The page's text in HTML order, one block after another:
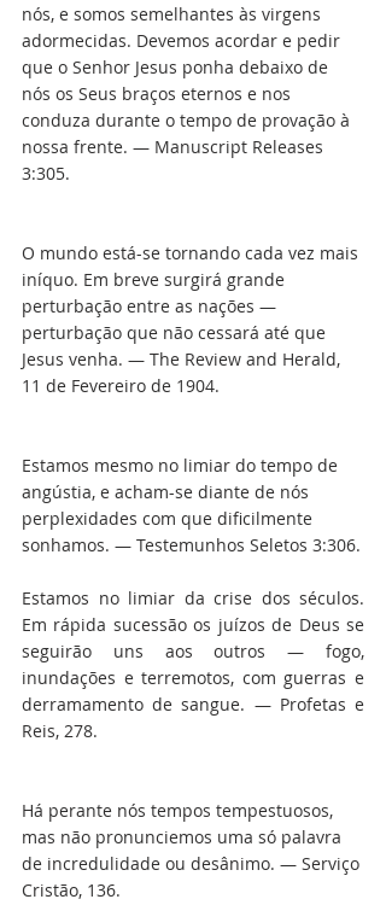
nós, e somos semelhantes às virgens
adormecidas. Devemos acordar e pedir
que o Senhor Jesus ponha debaixo de
nós os Seus braços eternos e nos
conduza durante o tempo de provação à
nossa frente. — Manuscript Releases
3:305.
O mundo está-se tornando cada vez mais
iníquo. Em breve surgirá grande
perturbação entre as nações —
perturbação que não cessará até que
Jesus venha. — The Review and Herald,
11 de Fevereiro de 1904.
Estamos mesmo no limiar do tempo de
angústia, e acham-se diante de nós
perplexidades com que dificilmente
sonhamos. — Testemunhos Seletos 3:306.
Estamos no limiar da crise dos séculos.
Em rápida sucessão os juízos de Deus se
seguirão uns aos outros — fogo,
inundações e terremotos, com guerras e
derramamento de sangue. — Profetas e
Reis, 278.
Há perante nós tempos tempestuosos,
mas não pronunciemos uma só palavra
de incredulidade ou desânimo. — Serviço
Cristão, 136.